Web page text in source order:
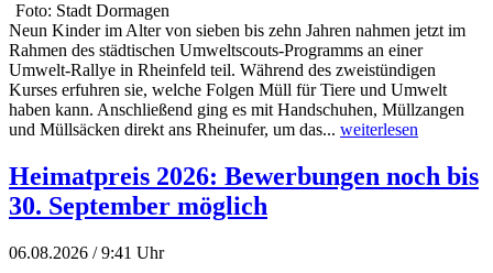
Foto: Stadt Dormagen
Neun Kinder im Alter von sieben bis zehn Jahren nahmen jetzt im
Rahmen des städtischen Umweltscouts-Programms an einer
Umwelt-Rallye in Rheinfeld teil. Während des zweistündigen
Kurses erfuhren sie, welche Folgen Müll für Tiere und Umwelt
haben kann. Anschließend ging es mit Handschuhen, Müllzangen
und Müllsäcken direkt ans Rheinufer, um das... weiterlesen
Heimatpreis 2026: Bewerbungen noch bis
30. September möglich
06.08.2026 / 9:41 Uhr